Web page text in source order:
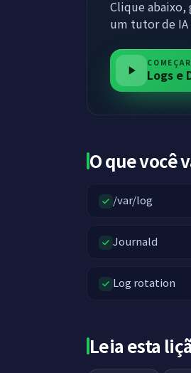
Clique abaixo,
um tutor de IA
Logs e
O que você
/var/log
Journald
Log rotation
Leia esta